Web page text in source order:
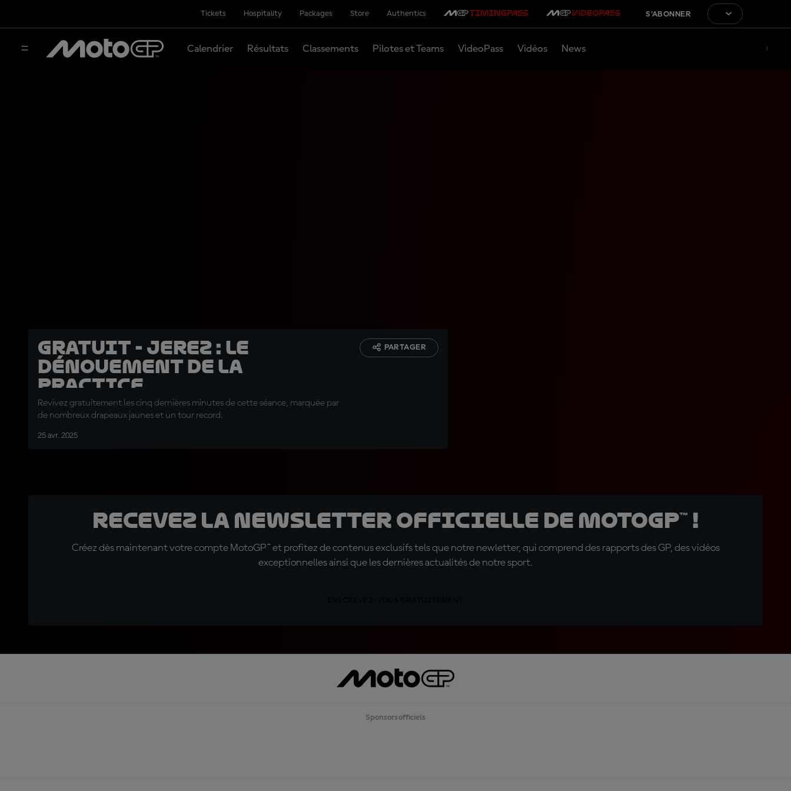
Tickets Hospitality Packages Store Authentics S'ABONNER
Calendrier Résultats Classements Pilotes et Teams VideoPass Vidéos News
GRATUIT - Jerez : Le
dénouement de la
Practice
Revivez gratuitement les cinq dernières minutes de cette séance, marquée par
de nombreux drapeaux jaunes et un tour record.
25 avr. 2025
PARTAGER
Recevez la Newsletter officielle de MotoGP™ !
Créez dès maintenant votre compte MotoGP™ et profitez de contenus exclusifs tels que notre newletter, qui comprend des rapports des GP, des vidéos
exceptionnelles ainsi que les dernières actualités de notre sport.
Sponsors officiels